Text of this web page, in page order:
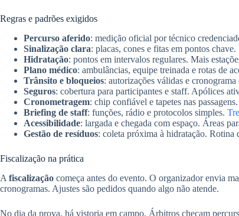
Regras e padrões exigidos
Percurso aferido: medição oficial por técnico
Sinalização clara: placas, cones e fitas em pontos
Hidratação: pontos em intervalos regulares. Mais
Plano médico: ambulâncias, equipe treinada e rotas de
Trânsito e bloqueios: autorizações válidas e
Seguros: cobertura para participantes e staff. Apólices
Cronometragem: chip confiável e tapetes nas
Briefing de staff: funções, rádio e protocolos simples.
Acessibilidade: largada e chegada com espaço. Áreas
Gestão de resíduos: coleta próxima à hidratação. Rotina
Fiscalização na prática
A fiscalização começa antes do evento. O organizador envia
cronogramas. Ajustes são pedidos quando algo não atende.
No dia da prova, há vistoria em campo. Árbitros checam